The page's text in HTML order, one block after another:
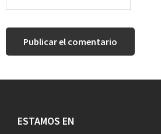
Footer
ESTAMOS EN